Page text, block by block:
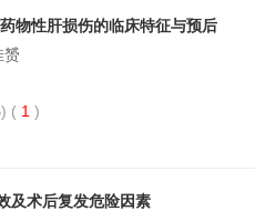
物性肝损伤的临床特征与预后
赟
( 1 )
及术后复发危险因素